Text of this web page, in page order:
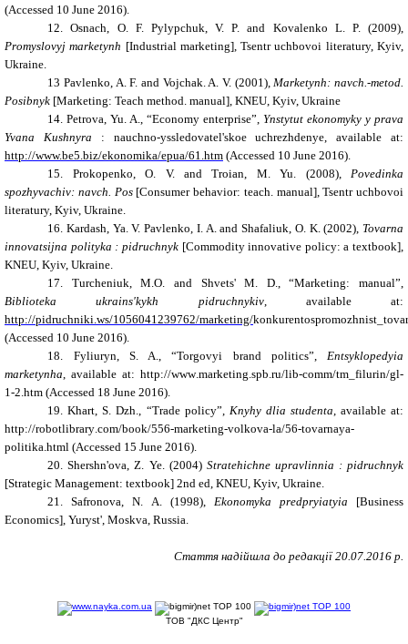
(Accessed 10 June 2016).
12. Osnach, O. F. Pylypchuk, V. P. and Kovalenko L. P. (2009),
Promyslovyj marketynh [Industrial marketing], Tsentr uchbovoi literatury, Kyiv,
Ukraine.
13 Pavlenko, A. F. and Vojchak. A. V. (2001), Marketynh: navch.-metod.
Posibnyk [Marketing: Teach method. manual], KNEU, Kyiv, Ukraine
14. Petrova, Yu. A., “Economy enterprise”, Ynstytut ekonomyky y prava
Yvana Kushnyra : nauchno-yssledovatel'skoe uchrezhdenye, available at:
http://www.be5.biz/ekonomika/epua/61.htm (Accessed 10 June 2016).
15. Prokopenko, O. V. and Troian, M. Yu. (2008), Povedinka
spozhyvachiv: navch. Pos[Consumer behavior: teach. manual], Tsentr uchbovoi
literatury, Kyiv, Ukraine.
16. Kardash, Ya. V. Pavlenko, I. A. and Shafaliuk, O. K. (2002), Tovarna
innovatsijna polityka : pidruchnyk [Commodity innovative policy: a textbook],
KNEU, Kyiv, Ukraine.
17. Turcheniuk, M.O. and Shvets' M. D., “Marketing: manual”,
Biblioteka ukrains'kykh pidruchnykiv, available at:
http://pidruchniki.ws/1056041239762/marketing/
(Accessed 10 June 2016).
18. Fyliuryn, S. A., “Torgovyi brand politics”, Entsyklopedyia
marketynha , available at: http://www.marketing spb ru/lib-comm/tm filurin/gl-
1-2. htm (Accessed 18 June 2016).
19. Khart, S. Dzh., “Trade policy”, Knyhy dlia studenta , available at:
http://robotlibrary com/book/556-marketing-volkova-la/56-tovarnaya-
politika html (Accessed 15 June 2016).
20. Shershn'ova
Z. Ye. (2004) Stratehichne upravlinnia : pidruchnyk
[Strategic Management: textbook] 2nd ed KNEU, Kyiv, Ukraine.
21.Safronova ,N A . (1998), Ekonomyka predpryiatyia [Business
Economics], Yuryst', Moskva Russia
Стаття надійшла до редакції 20 07 .2016 р.
ТОВ "ДКС Центр"